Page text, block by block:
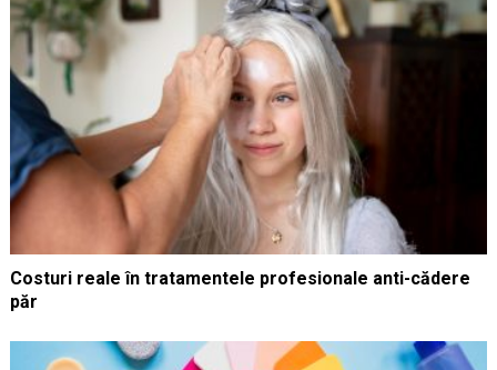
Costuri reale în tratamentele profesionale anti-cădere
păr